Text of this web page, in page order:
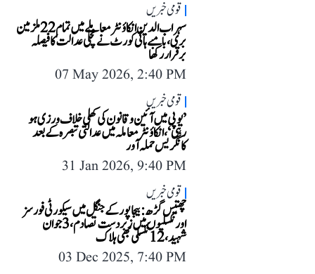
قومی خبریں
سہراب الدین انکاؤنٹر معاملے میں تمام 22 ملزمین
بری، بامبے ہائی کورٹ نے نچلی عدالت کا فیصلہ
برقرار رکھا
07 May 2026, 2:40 PM
قومی خبریں
’یوپی میں آئین و قانون کی کھلی خلاف ورزی ہو
رہی‘، انکاؤنٹر معاملہ میں عدالتی تبصرہ کے بعد
کانگریس حملہ آور
31 Jan 2026, 9:40 PM
قومی خبریں
چھتیس گڑھ: بیجاپور کے جنگل میں سیکورٹی فورسز
اور نکسلیوں میں زبردست تصادم، 3 جوان
شہید، 12 نکسلی بھی ہلاک
03 Dec 2025, 7:40 PM